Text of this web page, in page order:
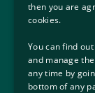
UNHCR
იუსტიციის
სოციალური
then you are
cookies.
You can find
and manage
any time by
bottom of any